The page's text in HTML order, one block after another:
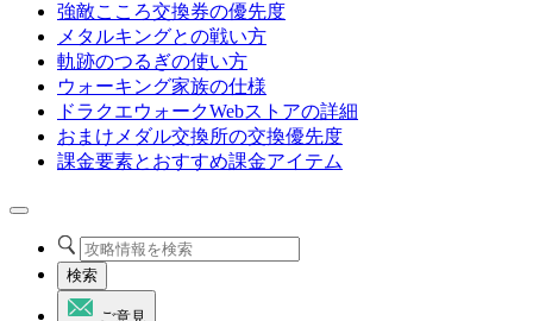
強敵こころ交換券の優先度
メタルキングとの戦い方
軌跡のつるぎの使い方
ウォーキング家族の仕様
ドラクエウォークWebストアの詳細
おまけメダル交換所の交換優先度
課金要素とおすすめ課金アイテム
検索
ご意見